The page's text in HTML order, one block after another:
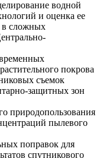
водной
и оценка ее
в сложных
покрова
съемок
защитных зон
природопользования
пылевого
поправок для
спутникового